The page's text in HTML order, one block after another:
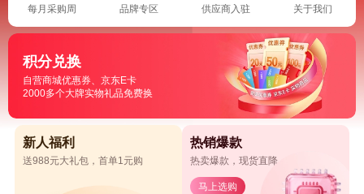
每月采购周 品牌专区 供应商入驻 关于我们
积分兑换
自营商城优惠券、京东E卡
2000多个大牌实物礼品免费换
新人福利
送988元大礼包，首单1元购
热销爆款
热卖爆款，现货直降
马上选购